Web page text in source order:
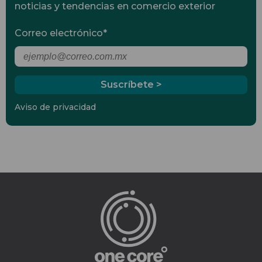
noticias y tendencias en comercio exterior
Correo electrónico*
Aviso de privacidad